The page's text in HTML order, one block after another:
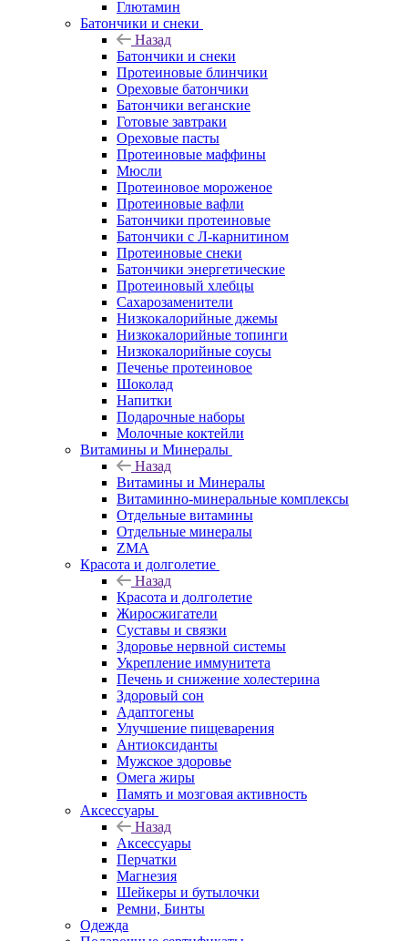
Глютамин
Батончики и снеки
Назад
Батончики и снеки
Протеиновые блинчики
Ореховые батончики
Батончики веганские
Готовые завтраки
Ореховые пасты
Протеиновые маффины
Мюсли
Протеиновое мороженое
Протеиновые вафли
Батончики протеиновые
Батончики с Л-карнитином
Протеиновые снеки
Батончики энергетические
Протеиновый хлебцы
Сахарозаменители
Низкокалорийные джемы
Низкокалорийные топинги
Низкокалорийные соусы
Печенье протеиновое
Шоколад
Напитки
Подарочные наборы
Молочные коктейли
Витамины и Минералы
Назад
Витамины и Минералы
Витаминно-минеральные комплексы
Отдельные витамины
Отдельные минералы
ZMA
Красота и долголетие
Назад
Красота и долголетие
Жиросжигатели
Суставы и связки
Здоровье нервной системы
Укрепление иммунитета
Печень и снижение холестерина
Здоровый сон
Адаптогены
Улучшение пищеварения
Антиоксиданты
Мужское здоровье
Омега жиры
Память и мозговая активность
Аксессуары
Назад
Аксессуары
Перчатки
Магнезия
Шейкеры и бутылочки
Ремни, Бинты
Одежда